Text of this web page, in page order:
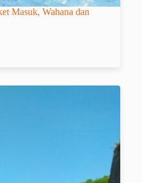
Masuk, Wahana dan